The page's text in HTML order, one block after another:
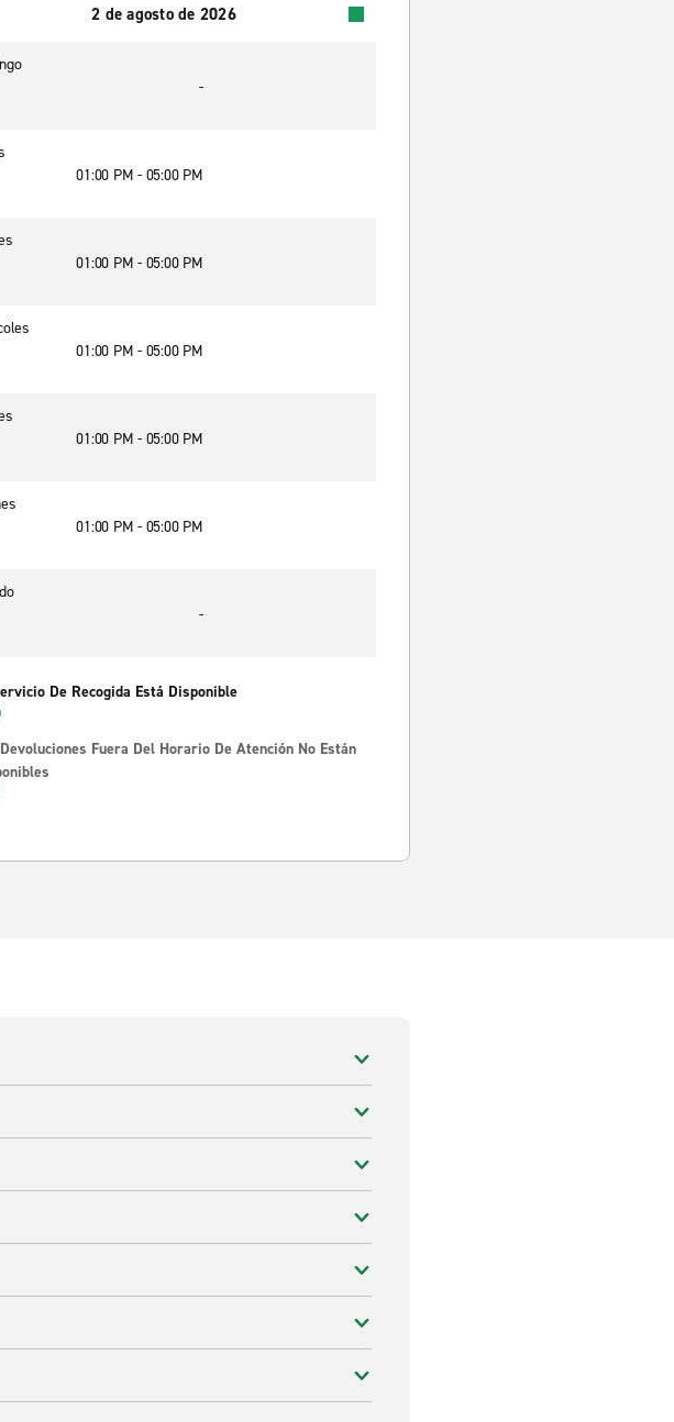
2 de agosto de 2026
-
01:00 PM - 05:00 PM
01:00 PM - 05:00 PM
01:00 PM - 05:00 PM
01:00 PM - 05:00 PM
01:00 PM - 05:00 PM
-
De Recogida Está Disponible
Fuera Del Horario De Atención No Están